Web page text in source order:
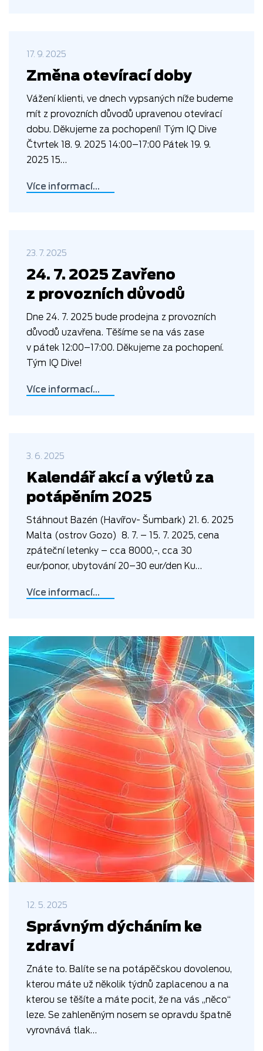
17. 9. 2025
Změna otevírací doby
Vážení klienti, ve dnech vypsaných níže budeme
mít z provozních důvodů upravenou otevírací
dobu. Děkujeme za pochopení! Tým IQ Dive
Čtvrtek 18. 9. 2025 14:00–17:00 Pátek 19. 9.
2025 15…
Více informací…
23. 7. 2025
24. 7. 2025 Zavřeno
z provozních důvodů
Dne 24. 7. 2025 bude prodejna z provozních
důvodů uzavřena. Těšíme se na vás zase
v pátek 12:00–17:00. Děkujeme za pochopení.
Tým IQ Dive!
Více informací…
3. 6. 2025
Kalendář akcí a výletů za
potápěním 2025
Stáhnout Bazén (Havířov- Šumbark) 21. 6. 2025
Malta (ostrov Gozo) 8. 7. – 15. 7. 2025, cena
zpáteční letenky – cca 8000,-, cca 30
eur/ponor, ubytování 20–30 eur/den Ku…
Více informací…
12. 5. 2025
Správným dýcháním ke
zdraví
Znáte to. Balíte se na potápěčskou dovolenou,
kterou máte už několik týdnů zaplacenou a na
kterou se těšíte a máte pocit, že na vás „něco“
leze. Se zahleněným nosem se opravdu špatně
vyrovnává tlak…